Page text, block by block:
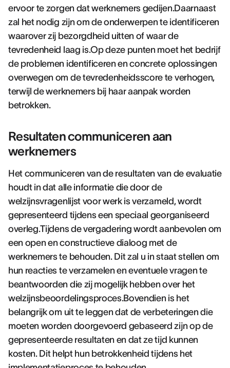
ervoor te zorgen dat werknemers gedijen.Daarnaast
zal het nodig zijn om de onderwerpen te identificeren
waarover zij bezorgdheid uitten of waar de
tevredenheid laag is.Op deze punten moet het bedrijf
de problemen identificeren en concrete oplossingen
overwegen om de tevredenheidsscore te verhogen,
terwijl de werknemers bij haar aanpak worden
betrokken.
Resultaten communiceren aan
werknemers
Het communiceren van de resultaten van de evaluatie
houdt in dat alle informatie die door de
welzijnsvragenlijst voor werk is verzameld, wordt
gepresenteerd tijdens een speciaal georganiseerd
overleg.Tijdens de vergadering wordt aanbevolen om
een open en constructieve dialoog met de
werknemers te behouden. Dit zal u in staat stellen om
hun reacties te verzamelen en eventuele vragen te
beantwoorden die zij mogelijk hebben over het
welzijnsbeoordelingsproces.Bovendien is het
belangrijk om uit te leggen dat de verbeteringen die
moeten worden doorgevoerd gebaseerd zijn op de
gepresenteerde resultaten en dat ze tijd kunnen
kosten. Dit helpt hun betrokkenheid tijdens het